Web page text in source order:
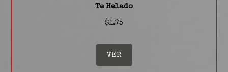
Te Helado
$1.75
VER